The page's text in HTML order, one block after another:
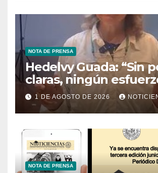
NOTA DE PRENSA
Hedelvy Guada: “Sin
claras, ningún
conservación rendirá
1 DE AGOSTO DE 2026
NOTA DE PRENSA